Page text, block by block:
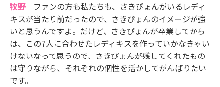
牧野 ファンの方も私たちも、さきぴょんがいるレディ
キスが当たり前だったので、さきぴょんのイメージが強
いと思うんですよ。だけど、さきぴょんが卒業してから
は、この7人に合わせたレディキスを作っていかなきゃい
けないなって思うので、さきぴょんが残してくれたもの
は守りながら、それぞれの個性を活かしてがんばりたい
です。